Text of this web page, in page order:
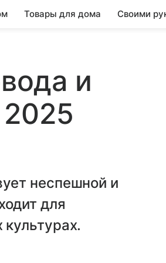
Товары для дома Своими
и
неспешной и
для